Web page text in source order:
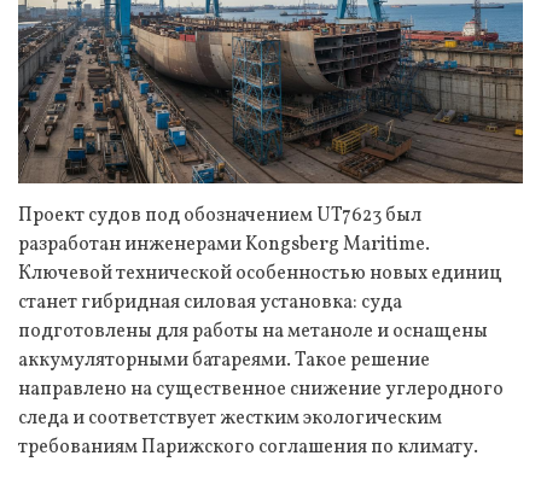
Проект судов под обозначением UT7623 был
разработан инженерами Kongsberg Maritime.
Ключевой технической особенностью новых единиц
станет гибридная силовая установка: суда
подготовлены для работы на метаноле и оснащены
аккумуляторными батареями. Такое решение
направлено на существенное снижение углеродного
следа и соответствует жестким экологическим
требованиям Парижского соглашения по климату.